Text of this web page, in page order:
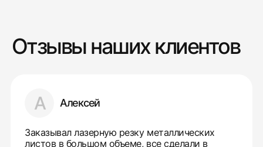
Отзывы наших клиентов
А Алексей
Заказывал лазерную резку металлических
листов в большом объеме, все сделали в